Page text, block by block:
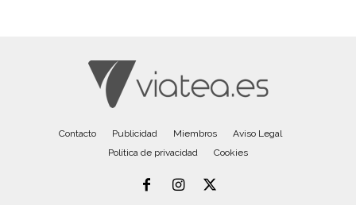
Contacto Publicidad Miembros
Aviso Legal
Política de privacidad
Cookies